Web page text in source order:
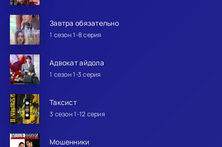
Завтра обязательно
1 сезон 1-8 серия
Адвокат айдола
1 сезон 1-3 серия
Таксист
3 сезон 1-12 серия
Мошенники